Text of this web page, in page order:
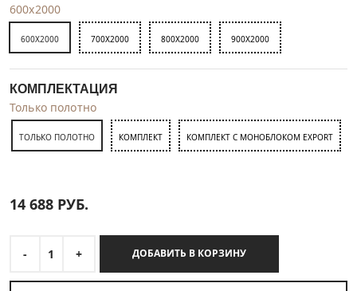
600x2000
600X2000 700X2000 800X2000 900X2000
КОМПЛЕКТАЦИЯ
Только полотно
ТОЛЬКО ПОЛОТНО КОМПЛЕКТ КОМПЛЕКТ С МОНОБЛОКОМ EXPORT
14 688 РУБ.
- 1 + ДОБАВИТЬ В КОРЗИНУ